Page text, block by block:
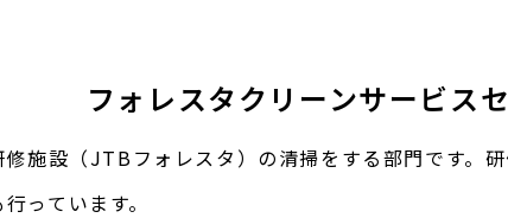
フォレスタクリーンサービス
施設（JTBフォレスタ）の清掃をする部門です。
っています。